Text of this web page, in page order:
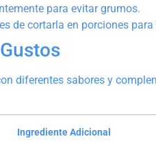
para evitar grumos.
de cortarla en porciones para
diferentes sabores y
Ingrediente Adicional